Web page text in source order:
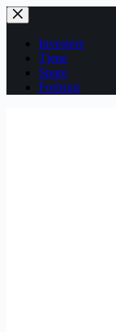
Fortsæt
til
indholdInvestere
Tjene
Spare
Forbrug